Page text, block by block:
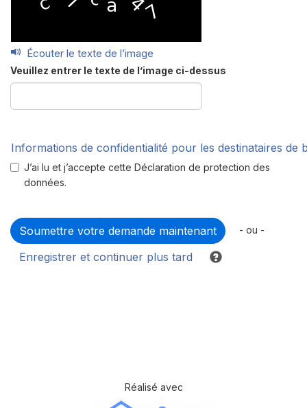
Écouter le texte de l’image
Veuillez entrer le texte de l’image ci-dessus
Informations de confidentialité pour les destinataires de
J’ai lu et j’accepte cette Déclaration de protection des
données.
- ou -
Enregistrer et continuer plus tard
Réalisé avec